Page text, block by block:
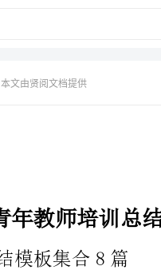
本文由贤阅文档提供